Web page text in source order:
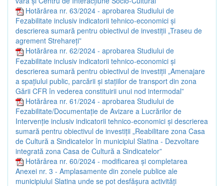
Hotărârea nr. 63/2024 - aprobarea Studiului de
Fezabilitate inclusiv indicatorii tehnico-economici și
descrierea sumară pentru obiectivul de investiții „Traseu de
agrement Strehareți”
Hotărârea nr. 62/2024 - aprobarea Studiului de
Fezabilitate inclusiv indicatorii tehnico-economici și
descrierea sumară pentru obiectivul de investiții „Amenajare
a spațiului public, parcării și stațiilor de transport din zona
Gării CFR în vederea constituirii unui nod intermodal”
Hotărârea nr. 61/2024 - aprobarea Studiului de
Fezabilitate/Documentație de Avizare a Lucrărilor de
Intervenție inclusiv indicatorii tehnico-economici și descrierea
sumară pentru obiectivul de investiții „Reabilitare zona Casa
de Cultură a Sindicatelor în municipiul Slatina - Dezvoltare
integrată zona Casa de Cultură a Sindicatelor”
Hotărârea nr. 60/2024 - modificarea și completarea
Anexei nr. 3 - Amplasamente din zonele publice ale
municipiului Slatina unde se pot desfășura activități